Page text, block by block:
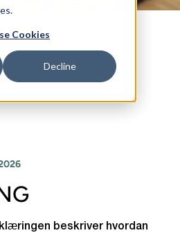
Cookies
Decline
beskriver hvordan